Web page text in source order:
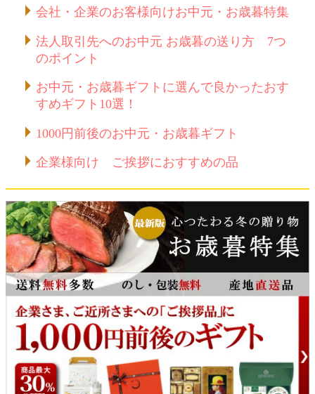
会社・企業のお客様向けお中元・お歳暮特集
法人取引先へのお中元 お歳暮の送り方 7つ
のポイント
お中元・お歳暮ギフトに選んで良かったおす
すめギフト10選！
1000円前後のお中元・お歳暮ギフト
企業様向け ご挨拶におすすめの品